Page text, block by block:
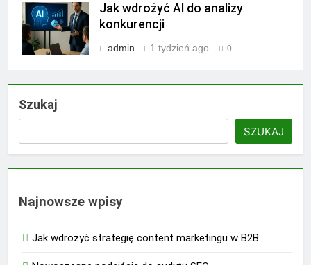
Jak wdrożyć AI do analizy
konkurencji
admin 1 tydzień ago 0
Szukaj
SZUKAJ
Najnowsze wpisy
Jak wdrożyć strategię content marketingu w B2B